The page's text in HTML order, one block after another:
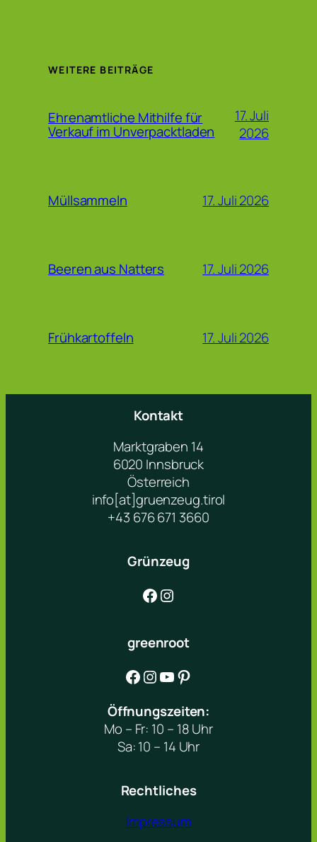
WEITERE BEITRÄGE
Ehrenamtliche Mithilfe für
Verkauf im Unverpacktladen
17. Juli
2026
Müllsammeln 17. Juli 2026
Beeren aus Natters 17. Juli 2026
Frühkartoffeln 17. Juli 2026
Kontakt
Marktgraben 14
6020 Innsbruck
Österreich
info[at]gruenzeug.tirol
+43 676 671 3660
Grünzeug
Facebook Instagram
greenroot
Facebook Instagram YouTube Pinterest
Öffnungszeiten:
Mo – Fr: 10 – 18 Uhr
Sa: 10 – 14 Uhr
Rechtliches
Impressum